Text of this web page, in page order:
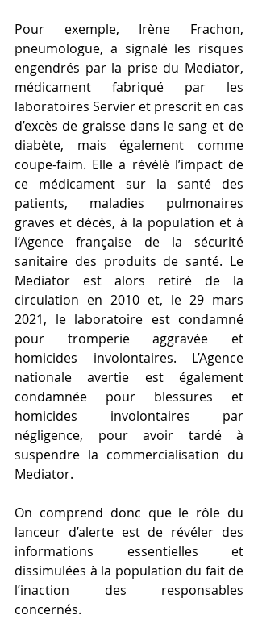
Pour exemple, Irène Frachon,
pneumologue, a signalé les risques
engendrés par la prise du Mediator,
médicament fabriqué par les
laboratoires Servier et prescrit en cas
d’excès de graisse dans le sang et de
diabète, mais également comme
coupe-faim. Elle a révélé l’impact de
ce médicament sur la santé des
patients, maladies pulmonaires
graves et décès, à la population et à
l’Agence française de la sécurité
sanitaire des produits de santé. Le
Mediator est alors retiré de la
circulation en 2010 et, le 29 mars
2021, le laboratoire est condamné
pour tromperie aggravée et
homicides involontaires. L’Agence
nationale avertie est également
condamnée pour blessures et
homicides involontaires par
négligence, pour avoir tardé à
suspendre la commercialisation du
Mediator.
On comprend donc que le rôle du
lanceur d’alerte est de révéler des
informations essentielles et
dissimulées à la population du fait de
l’inaction des responsables
concernés.